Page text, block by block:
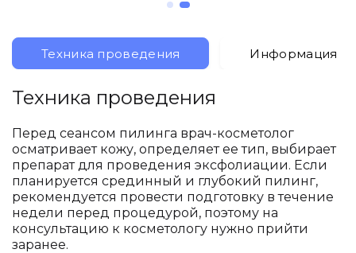
Техника проведения Информация
Техника проведения
Перед сеансом пилинга врач-косметолог
осматривает кожу, определяет ее тип, выбирает
препарат для проведения эксфолиации. Если
планируется срединный и глубокий пилинг,
рекомендуется провести подготовку в течение
недели перед процедурой, поэтому на
консультацию к косметологу нужно прийти
заранее.